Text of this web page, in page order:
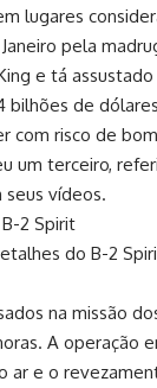
lugares
pela
e tá assustado
bilhões de
com risco de
um terceiro,
vídeos.
2 Spirit
do B-2
na missão
A operação
ar e o